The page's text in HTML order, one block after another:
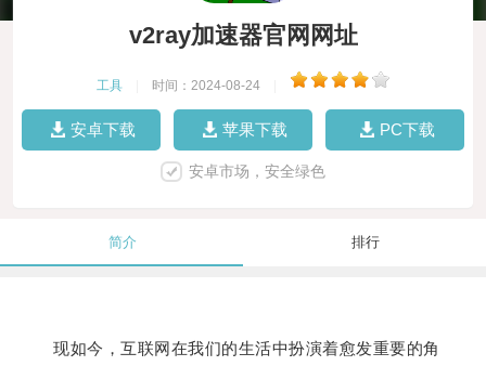
v2ray加速器官网网址
工具 时间：2024-08-24
安卓下载 苹果下载 PC下载
安卓市场，安全绿色
简介 排行
现如今，互联网在我们的生活中扮演着愈发重要的角